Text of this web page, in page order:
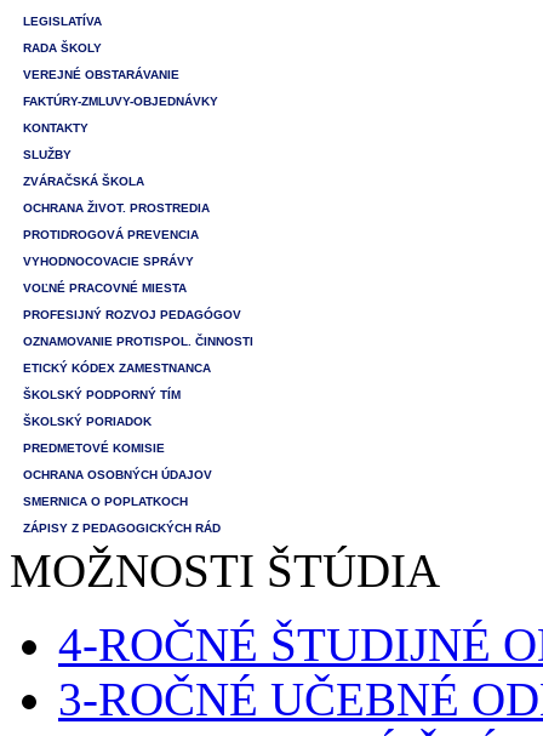
LEGISLATÍVA
RADA ŠKOLY
VEREJNÉ OBSTARÁVANIE
FAKTÚRY-ZMLUVY-OBJEDNÁVKY
KONTAKTY
SLUŽBY
ZVÁRAČSKÁ ŠKOLA
OCHRANA ŽIVOT. PROSTREDIA
PROTIDROGOVÁ PREVENCIA
VYHODNOCOVACIE SPRÁVY
VOĽNÉ PRACOVNÉ MIESTA
PROFESIJNÝ ROZVOJ PEDAGÓGOV
OZNAMOVANIE PROTISPOL. ČINNOSTI
ETICKÝ KÓDEX ZAMESTNANCA
ŠKOLSKÝ PODPORNÝ TÍM
ŠKOLSKÝ PORIADOK
PREDMETOVÉ KOMISIE
OCHRANA OSOBNÝCH ÚDAJOV
SMERNICA O POPLATKOCH
ZÁPISY Z PEDAGOGICKÝCH RÁD
MOŽNOSTI ŠTÚDIA
4-ROČNÉ ŠTUDIJNÉ
3-ROČNÉ UČEBNÉ